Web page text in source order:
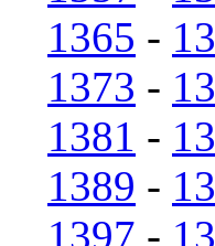
1365 -
1373 -
1381 -
1389 -
1397 -